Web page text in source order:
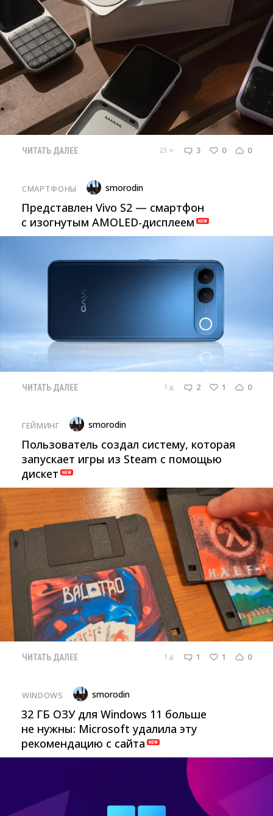
ЧИТАТЬ ДАЛЕЕ 23 ч 3 0 0
СМАРТФОНЫ smorodin
Представлен Vivo S2 — смартфон
с изогнутым AMOLED-дисплеем
ЧИТАТЬ ДАЛЕЕ 1 д 2 1 0
ГЕЙМИНГ smorodin
Пользователь создал систему, которая
запускает игры из Steam с помощью
дискет
ЧИТАТЬ ДАЛЕЕ 1 д 1 1 0
WINDOWS smorodin
32 ГБ ОЗУ для Windows 11 больше
не нужны: Microsoft удалила эту
рекомендацию с сайта